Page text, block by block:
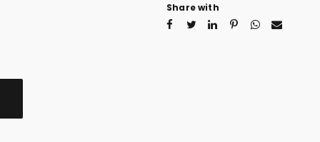
Share with